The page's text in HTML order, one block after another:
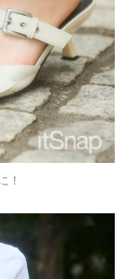
！